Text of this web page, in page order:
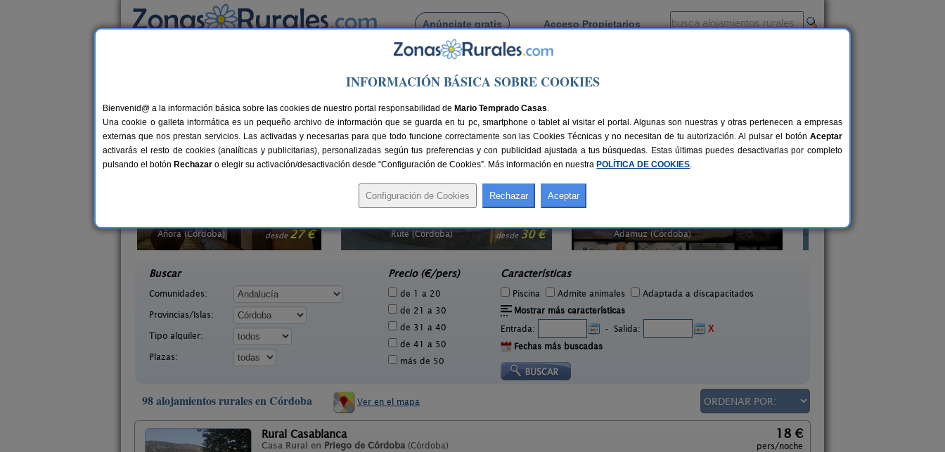
Anúnciate gratis Acceso Propietarios
Busca por pueblo
Casas Rurales en Córdoba
Alojamientos rurales para disfrutar del turismo rural en Córdoba (12 con opiniones, 7 con reserva online,4 con disponibilidad.)
10-12 pers.
27 €
desde30 €
Rute (Córdoba)
Complejo Rural Montes
Adamuz (Córdoba)
25 €
Zagrilla Baja (Córdoba)
Buscar
Comunidades:
Provincias/Islas:
Tipo alquiler:
Plazas:
Precio (€/pers)
de 1 a 20
de 21 a 30
de 31 a 40
de 41 a 50
más de 50
Características
Piscina Admite animales
Adaptada a discapacitados
Mostrar más características
Entrada:
- Salida:
X
Fechas más buscadas
98 alojamientos rurales en Córdoba Ver en el mapa
Rural Casablanca
Casa Rural en Priego de Córdoba (Córdoba)
18 €
pers/noche
INFORMACIÓN BÁSICA SOBRE COOKIES
Bienvenid@ a la información básica sobre las cookies de nuestro portal responsabilidad de Mario Temprado Casas.
Una cookie o galleta informática es un pequeño archivo de información que se guarda en tu pc, smartphone o tablet al visitar el portal. Algunas son nuestras y otras pertenecen a empresas
externas que nos prestan servicios. Las activadas y necesarias para que todo funcione correctamente son las Cookies Técnicas y no necesitan de tu autorización. Al pulsar el botón Aceptar
activarás el resto de cookies (analíticas y publicitarias), personalizadas según tus preferencias y con publicidad ajustada a tus búsquedas. Estas últimas puedes desactivarlas por completo
pulsando el botón Rechazar o elegir su activación/desactivación desde “Configuración de Cookies”. Más información en nuestra POLÍTICA DE COOKIES.